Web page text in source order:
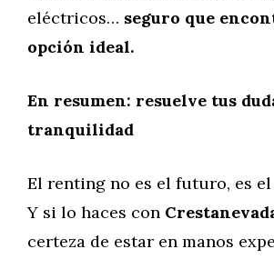
eléctricos… seguro que
opción ideal.
En resumen: resuelve tus
tranquilidad
El renting no es el futuro, es el
Y si lo haces con
certeza de estar en manos